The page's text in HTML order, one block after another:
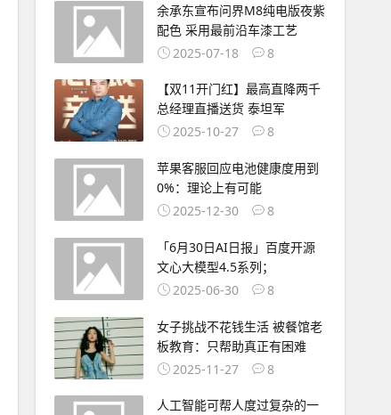
余承东宣布问界M8纯电版夜紫
配色 采用最前沿车漆工艺
2025-07-18
8
【双11开门红】最高直降两千
总经理直播送货 泰坦军
2025-10-27
8
苹果客服回应电池健康度用到
0%：理论上有可能
2025-12-30
8
「6月30日AI日报」百度开源
文心大模型4.5系列；
2025-06-30
8
女子挑战不花钱生活 被餐馆老
板教育：只帮助真正有困难
2025-11-27
8
人工智能可帮人度过复杂的一